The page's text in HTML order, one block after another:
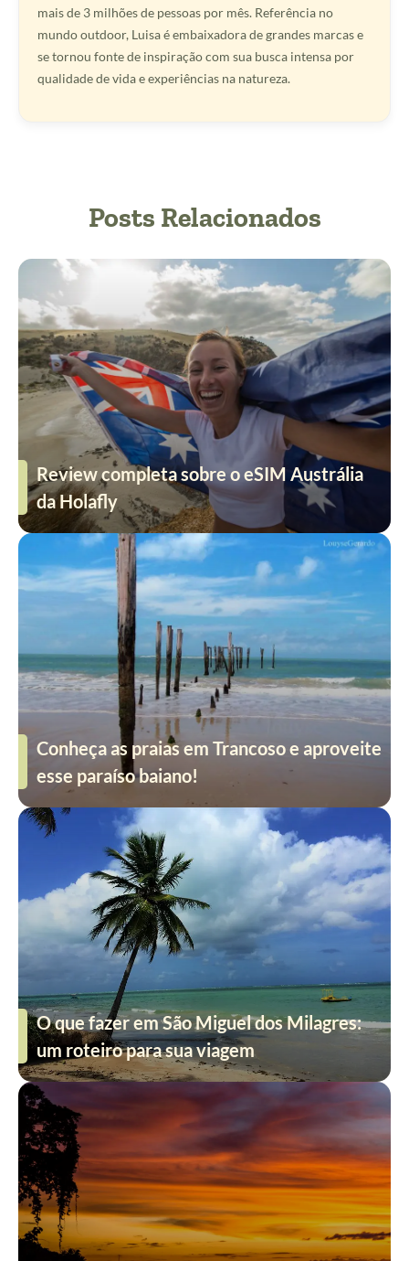
mais de 3 milhões de pessoas por mês. Referência no
mundo outdoor, Luisa é embaixadora de grandes marcas e
se tornou fonte de inspiração com sua busca intensa por
qualidade de vida e experiências na natureza.
Posts Relacionados
Review completa sobre o eSIM Austrália
da Holafly
Conheça as praias em Trancoso e aproveite
esse paraíso baiano!
O que fazer em São Miguel dos Milagres:
um roteiro para sua viagem